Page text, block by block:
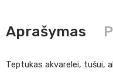
Aprašymas
Teptukas akvarelei, tušui,